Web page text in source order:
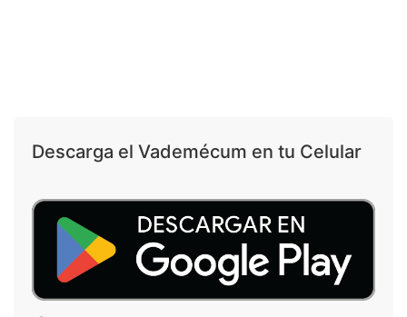
Descarga el Vademécum en tu Celular